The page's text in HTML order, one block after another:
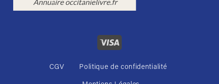
CGV Politique de confidentialité